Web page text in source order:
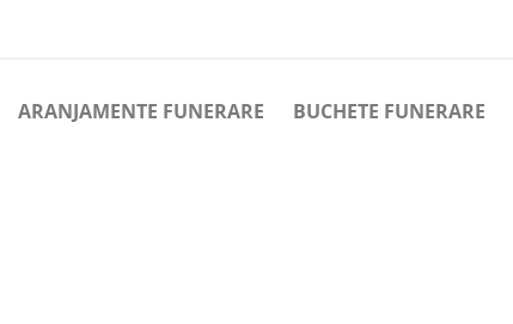
ARANJAMENTE FUNERARE BUCHETE FUNERARE